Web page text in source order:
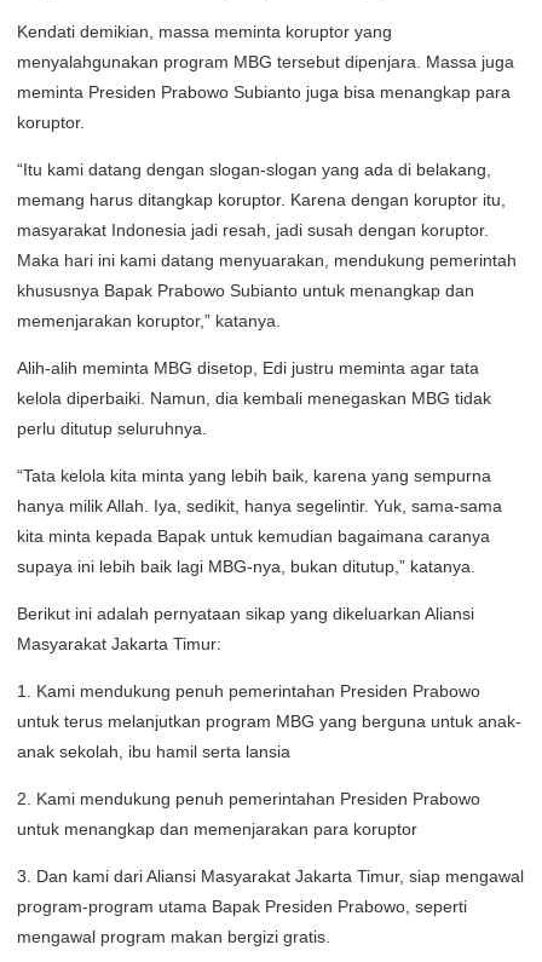
Kendati demikian, massa meminta koruptor yang
menyalahgunakan program MBG tersebut dipenjara. Massa juga
meminta Presiden Prabowo Subianto juga bisa menangkap para
koruptor.
“Itu kami datang dengan slogan-slogan yang ada di belakang,
memang harus ditangkap koruptor. Karena dengan koruptor itu,
masyarakat Indonesia jadi resah, jadi susah dengan koruptor.
Maka hari ini kami datang menyuarakan, mendukung pemerintah
khususnya Bapak Prabowo Subianto untuk menangkap dan
memenjarakan koruptor,” katanya.
Alih-alih meminta MBG disetop, Edi justru meminta agar tata
kelola diperbaiki. Namun, dia kembali menegaskan MBG tidak
perlu ditutup seluruhnya.
“Tata kelola kita minta yang lebih baik, karena yang sempurna
hanya milik Allah. Iya, sedikit, hanya segelintir. Yuk, sama-sama
kita minta kepada Bapak untuk kemudian bagaimana caranya
supaya ini lebih baik lagi MBG-nya, bukan ditutup,” katanya.
Berikut ini adalah pernyataan sikap yang dikeluarkan Aliansi
Masyarakat Jakarta Timur:
1. Kami mendukung penuh pemerintahan Presiden Prabowo
untuk terus melanjutkan program MBG yang berguna untuk anak-
anak sekolah, ibu hamil serta lansia
2. Kami mendukung penuh pemerintahan Presiden Prabowo
untuk menangkap dan memenjarakan para koruptor
3. Dan kami dari Aliansi Masyarakat Jakarta Timur, siap mengawal
program-program utama Bapak Presiden Prabowo, seperti
mengawal program makan bergizi gratis.